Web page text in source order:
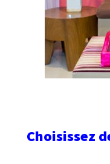
Choisissez